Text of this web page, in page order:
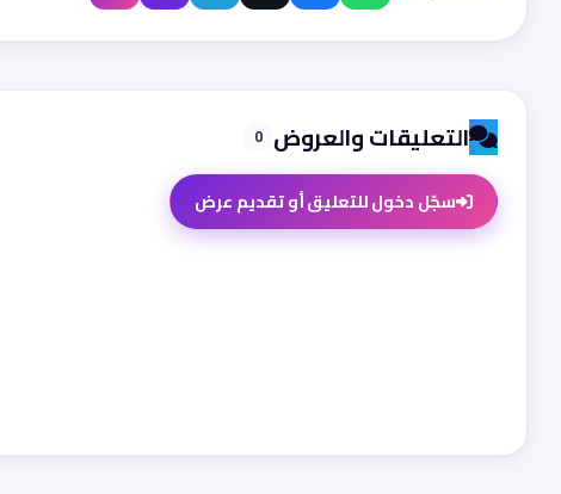
التعليقات والعروض 0
سجّل دخول للتعليق أو تقديم عرض